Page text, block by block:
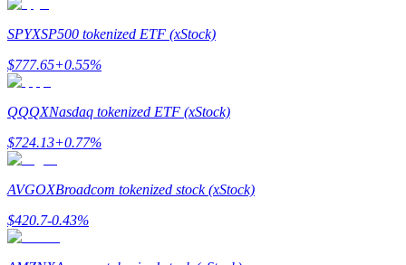
กลยุทธ์การซื้อขาย
SPYXSP500 tokenized ETF (xStock)
$777.65+0.55%
QQQXNasdaq tokenized ETF (xStock)
$724.13+0.77%
AVGOXBroadcom tokenized stock (xStock)
$420.7-0.43%